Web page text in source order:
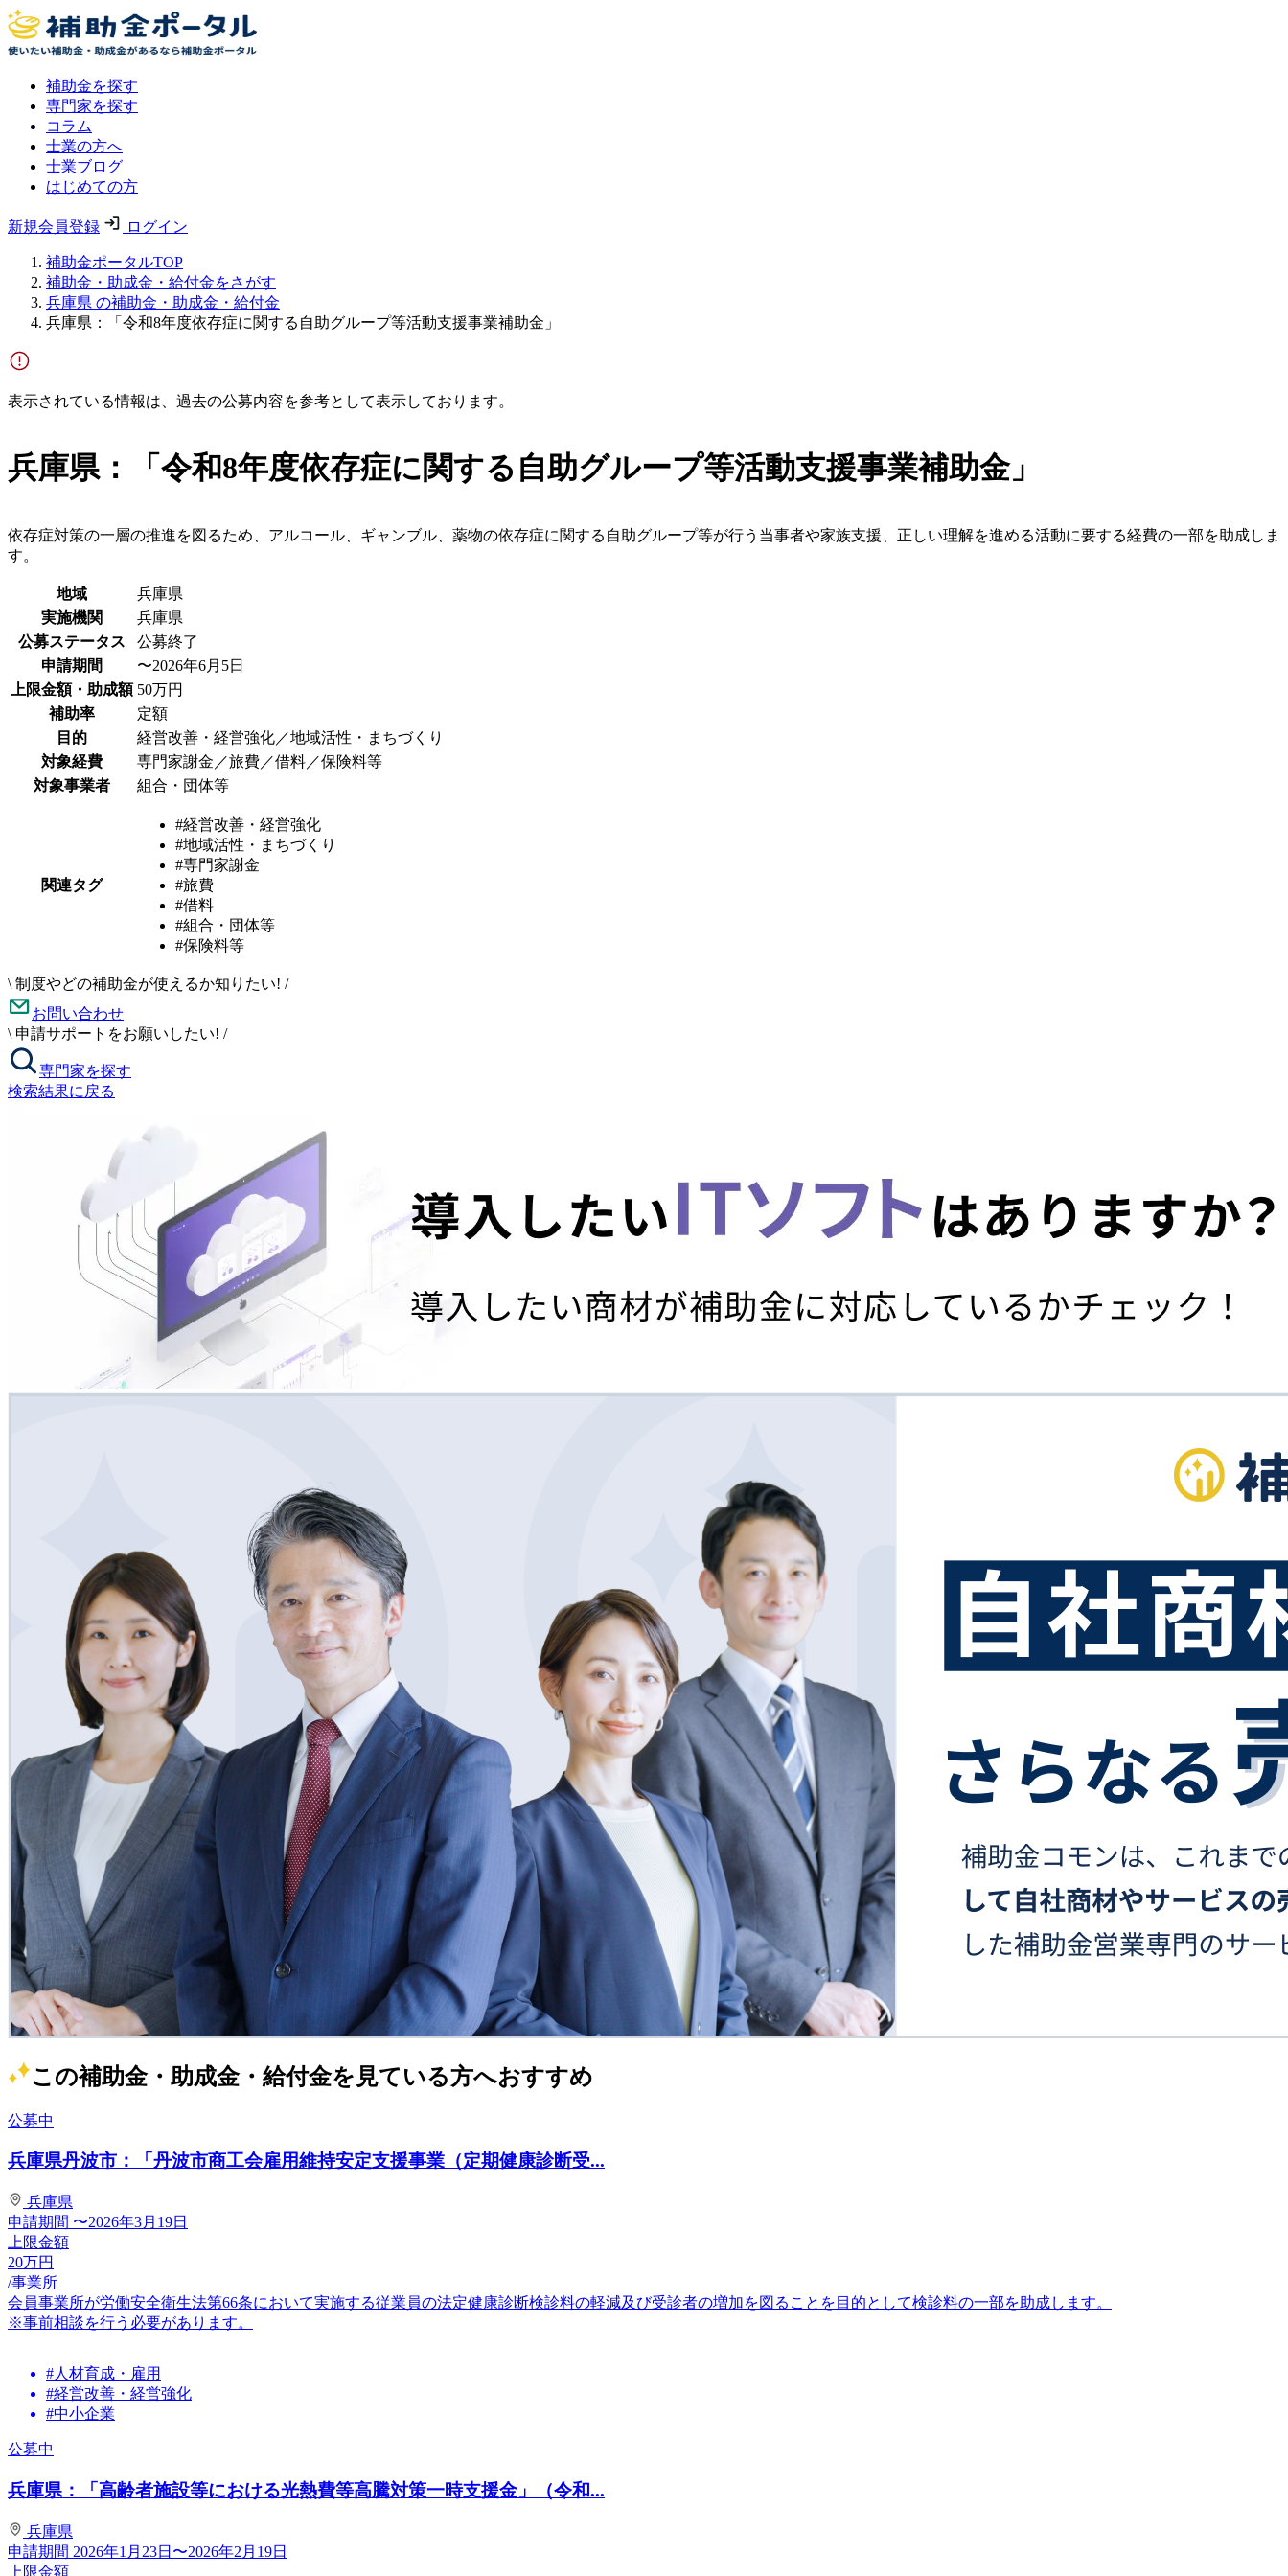
補助金を探す
専門家を探す
コラム
士業の方へ
士業ブログ
はじめての方
新規会員登録 ログイン
補助金ポータルTOP
補助金・助成金・給付金をさがす
兵庫県 の補助金・助成金・給付金
兵庫県：「令和8年度依存症に関する自助グループ等活動支援事業補助金」
表示されている情報は、過去の公募内容を参考として表示しております。
兵庫県：「令和8年度依存症に関する自助グループ等活動支援事業補助金」
依存症対策の一層の推進を図るため、アルコール、ギャンブル、薬物の依存症に関する自助グループ等が行う当事者や家族支援、正しい理解を進める活動に要する経費の一部を助成しま
す。
地域
兵庫県
実施機関
兵庫県
公募ステータス
公募終了
申請期間
〜2026年6月5日
上限金額・助成額 50万円
補助率
定額
目的
経営改善・経営強化／地域活性・まちづくり
対象経費
専門家謝金／旅費／借料／保険料等
対象事業者
組合・団体等
関連タグ
#経営改善・経営強化
#地域活性・まちづくり
#専門家謝金
#旅費
#借料
#組合・団体等
#保険料等
\ 制度やどの補助金が使えるか知りたい! /
お問い合わせ
\ 申請サポートをお願いしたい! /
専門家を探す
検索結果に戻る
この補助金・助成金・給付金を見ている方へおすすめ
公募中
兵庫県丹波市：「丹波市商工会雇用維持安定支援事業（定期健康診断受...
兵庫県
申請期間 〜2026年3月19日
上限金額
20万円
/事業所
会員事業所が労働安全衛生法第66条において実施する従業員の法定健康診断検診料の軽減及び受診者の増加を図ることを目的として検診料の一部を助成します。
※事前相談を行う必要があります。
#人材育成・雇用
#経営改善・経営強化
#中小企業
公募中
兵庫県：「高齢者施設等における光熱費等高騰対策一時支援金」（令和...
兵庫県
申請期間 2026年1月23日〜2026年2月19日
上限金額